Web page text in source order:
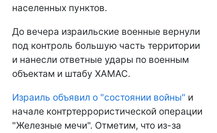
населенных пунктов.
До вечера израильские военные вернули
под контроль большую часть территории
и нанесли ответные удары по военным
объектам и штабу ХАМАС.
Израиль объявил о "состоянии войны" и
начале контртеррористической операции
"Железные мечи". Отметим, что из-за